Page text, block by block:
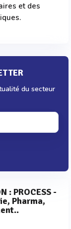
et des
du secteur
: PROCESS -
Pharma,